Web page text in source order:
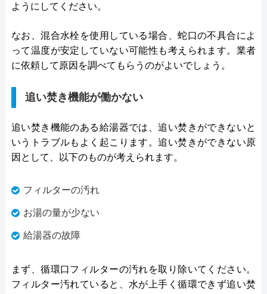
ようにしてください。
なお、混合水栓を使用している場合、蛇口の不具合によ
って温度が安定していない可能性も考えられます。業者
に依頼して原因を調べてもらうのがよいでしょう。
追い焚き機能が働かない
追い焚き機能のある給湯器では、追い焚きができないと
いうトラブルもよく起こります。追い焚きができない原
因として、以下のものが考えられます。
フィルターの汚れ
お湯の量が少ない
給湯器の故障
まず、循環口フィルターの汚れを取り除いてください。
フィルター汚れていると、水が上手く循環できず追い焚